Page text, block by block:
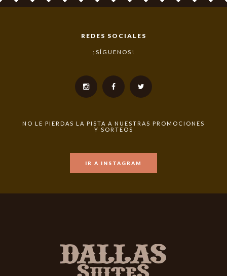
REDES SOCIALES
¡SÍGUENOS!
NO LE PIERDAS LA PISTA A NUESTRAS PROMOCIONES
Y SORTEOS
IR A INSTAGRAM